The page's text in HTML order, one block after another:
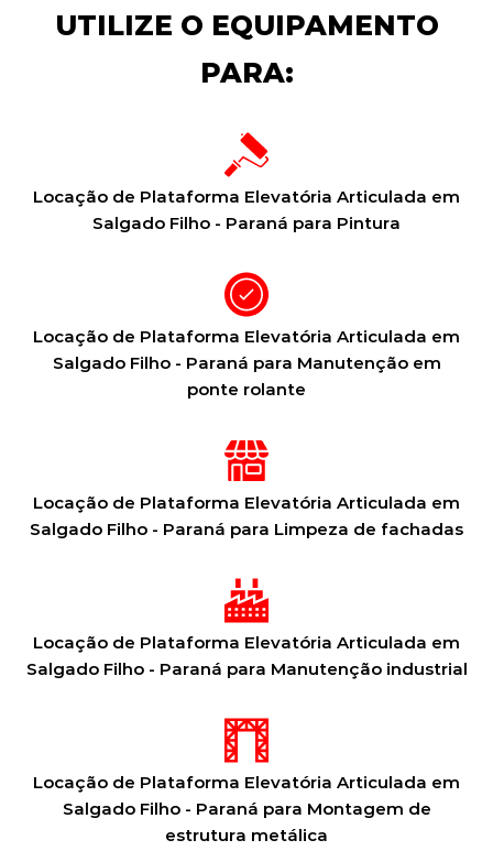
UTILIZE O EQUIPAMENTO
PARA:
Locação de Plataforma Elevatória Articulada em
Salgado Filho - Paraná para Pintura
Locação de Plataforma Elevatória Articulada em
Salgado Filho - Paraná para Manutenção em
ponte rolante
Locação de Plataforma Elevatória Articulada em
Salgado Filho - Paraná para Limpeza de fachadas
Locação de Plataforma Elevatória Articulada em
Salgado Filho - Paraná para Manutenção industrial
Locação de Plataforma Elevatória Articulada em
Salgado Filho - Paraná para Montagem de
estrutura metálica